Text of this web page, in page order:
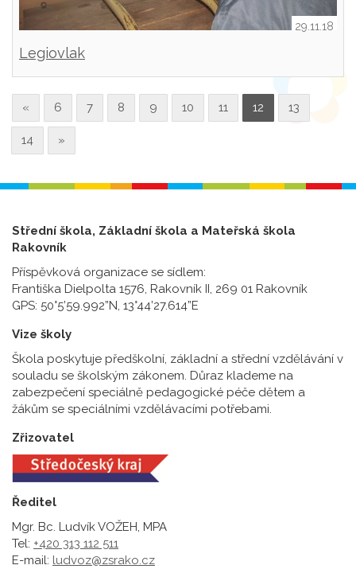
29.11.18
Legiovlak
« 6 7 8 9 10 11 12 13
14 »
Střední škola, Základní škola a Mateřská škola
Rakovník
Příspěvková organizace se sídlem:
Františka Dielpolta 1576, Rakovník II, 269 01 Rakovník
GPS: 50°5’59.992”N, 13°44’27.614”E
Vize školy
Škola poskytuje předškolní, základní a střední vzdělávání v
souladu se školským zákonem. Důraz klademe na
zabezpečení speciálně pedagogické péče dětem a
žákům se speciálními vzdělávacími potřebami.
Zřizovatel
Ředitel
Mgr. Bc. Ludvík VOŽEH, MPA
Tel: +420 313 112 511
E-mail: ludvoz@zsrako.cz